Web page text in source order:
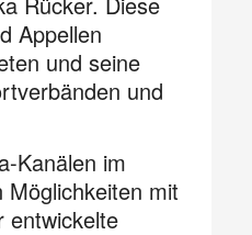
Appellen
und seine
und
Kanälen im
mit
entwickelte